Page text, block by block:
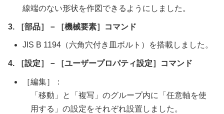
線端のない形状を作図できるようにしました。
3. ［部品］－［機械要素］コマンド
JIS B 1194（六角穴付き皿ボルト）を搭載しました。
4. ［設定］－［ユーザープロパティ設定］コマンド
［編集］：
「移動」と「複写」のグループ内に「任意軸を使
用する」の設定をそれぞれ設置しました。